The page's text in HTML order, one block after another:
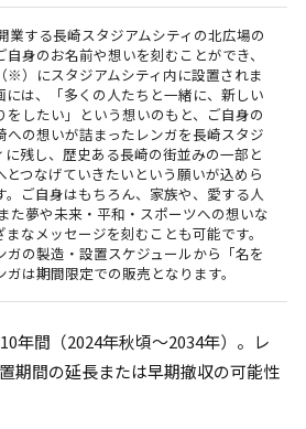
業する長崎スタジアムシティの北広場の
自身のお名前や想いを刻むことができ、
※）にスタジアムシティ内に設置されま
には、「多くの人たちと一緒に、新しい
をしたい」という想いのもと、ご自身の
への想いが詰まったレンガを長崎スタジ
に残し、歴史ある長崎の街並みの一部と
とつなげていきたいという願いが込めら
。ご自身はもちろん、家族や、愛する人
た夢や未来・平和・スポーツへの想いな
まなメッセージを刻むことも可能です。
ガの製造・設置スケジュールから「名を
ガは期間限定での販売となります。
年間（2024年秋頃～2034年）。レ
期間の延長または早期撤収の可能性